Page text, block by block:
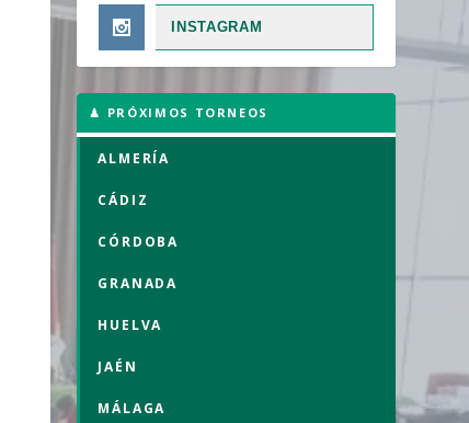
INSTAGRAM
♟ PRÓXIMOS TORNEOS
ALMERÍA
CÁDIZ
CÓRDOBA
GRANADA
HUELVA
JAÉN
MÁLAGA